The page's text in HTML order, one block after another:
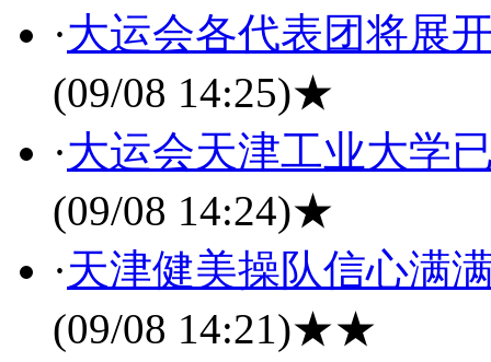
·大运会各代表团将展
(09/08 14:25)★
·大运会天津工业大学
(09/08 14:24)★
·天津健美操队信心满
(09/08 14:21)★★